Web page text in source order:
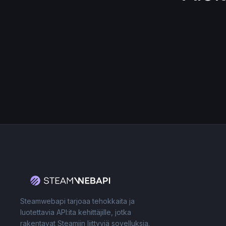
Steamwebapi tarjoaa tehokkaita ja
luotettavia API:ita kehittäjille, jotka
rakentavat Steamiin liittyviä sovelluksia.